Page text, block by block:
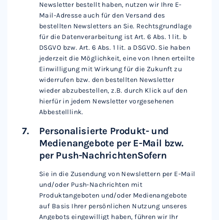
Newsletter bestellt haben, nutzen wir Ihre E-
Mail-Adresse auch für den Versand des
bestellten Newsletters an Sie. Rechtsgrundlage
für die Datenverarbeitung ist Art. 6 Abs. 1 lit. b
DSGVO bzw. Art. 6 Abs. 1 lit. a DSGVO. Sie haben
jederzeit die Möglichkeit, eine von Ihnen erteilte
Einwilligung mit Wirkung für die Zukunft zu
widerrufen bzw. den bestellten Newsletter
wieder abzubestellen, z.B. durch Klick auf den
hierfür in jedem Newsletter vorgesehenen
Abbestelllink.
Personalisierte Produkt- und
Medienangebote per E-Mail bzw.
per Push-NachrichtenSofern
Sie in die Zusendung von Newslettern per E-Mail
und/oder Push-Nachrichten mit
Produktangeboten und/oder Medienangebote
auf Basis Ihrer persönlichen Nutzung unseres
Angebots eingewilligt haben, führen wir Ihr